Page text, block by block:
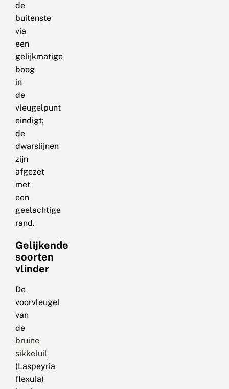
de
buitenste
via
een
gelijkmatige
boog
in
de
vleugelpunt
eindigt;
de
dwarslijnen
zijn
afgezet
met
een
geelachtige
rand.
Gelijkende
soorten
vlinder
De
voorvleugel
van
de
bruine
sikkeluil
(Laspeyria
flexula)